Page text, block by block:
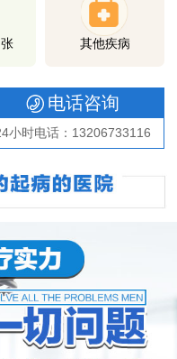
其他疾病
电话咨询
小时电话：13206733116